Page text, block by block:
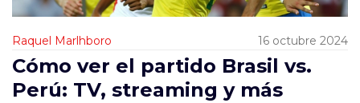
Raquel Marlhboro 16 octubre 2024
Cómo ver el partido Brasil vs.
Perú: TV, streaming y más